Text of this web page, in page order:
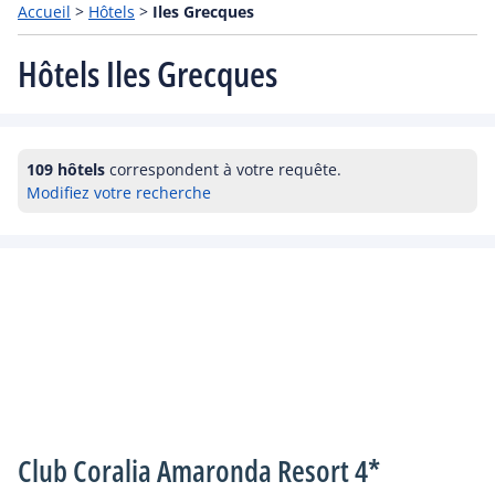
Accueil > Hôtels > Iles Grecques
Hôtels Iles Grecques
109 hôtels correspondent à votre requête.
Modifiez votre recherche
Club Coralia Amaronda Resort 4*